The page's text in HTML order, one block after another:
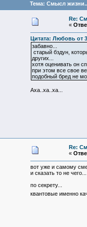
Тема: Смысл
Re:
«
Цитата: Любовь от
забавно...
старый бздун,
других...
хотя оценивать он
при этом все свое
подобный бред не
Аха..ха..ха...
Re:
«
вот уже и самому
и сказать то не
по секрету...
квантовые именно